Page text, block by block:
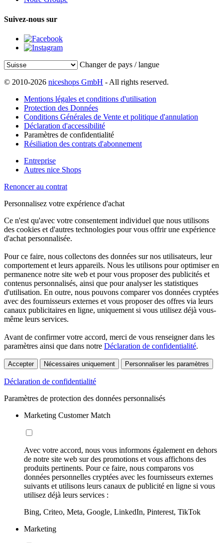
Suivez-nous sur
Changer de pays / langue
© 2010-2026 niceshops GmbH - All rights reserved.
Mentions légales et conditions d'utilisation
Protection des Données
Conditions Générales de Vente et politique d'annulation
Déclaration d'accessibilité
Paramètres de confidentialité
Résiliation des contrats d'abonnement
Entreprise
Autres nice Shops
Renoncer au contrat
Personnalisez votre expérience d'achat
Ce n'est qu'avec votre consentement individuel que nous utilisons
des cookies et d'autres technologies pour vous offrir une expérience
d'achat personnalisée.
Pour ce faire, nous collectons des données sur nos utilisateurs, leur
comportement et leurs appareils. Nous les utilisons pour optimiser en
permanence notre site web et pour vous proposer des publicités et
contenus personnalisés, ainsi que pour analyser les statistiques
d'utilisation. En outre, nous pouvons comparer vos données cryptées
avec des fournisseurs externes et vous proposer des offres via leurs
canaux publicitaires en ligne, uniquement si vous utilisez déjà vous-
même leurs services.
Avant de confirmer votre accord, merci de vous renseigner dans les
paramètres ainsi que dans notre Déclaration de confidentialité.
Accepter Nécessaires uniquement Personnaliser les paramètres
Déclaration de confidentialité
Paramètres de protection des données personnalisés
Marketing Customer Match
Avec votre accord, nous vous informons également en dehors
de notre site web sur des promotions et vous affichons des
produits pertinents. Pour ce faire, nous comparons vos
données personnelles cryptées avec les fournisseurs externes
suivants et utilisons leurs canaux de publicité en ligne si vous
utilisez déjà leurs services :
Bing, Criteo, Meta, Google, LinkedIn, Pinterest, TikTok
Marketing